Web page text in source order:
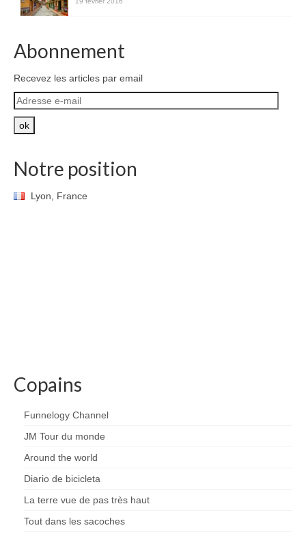
Abonnement
Recevez les articles par email
Adresse
e-
mail
ok
Notre position
Lyon, France
Copains
Funnelogy Channel
JM Tour du monde
Around the world
Diario de bicicleta
La terre vue de pas très haut
Tout dans les sacoches